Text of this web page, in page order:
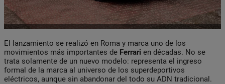
El lanzamiento se realizó en Roma y marca uno de los
movimientos más importantes de Ferrari en décadas. No se
trata solamente de un nuevo modelo: representa el ingreso
formal de la marca al universo de los superdeportivos
eléctricos, aunque sin abandonar del todo su ADN tradicional.